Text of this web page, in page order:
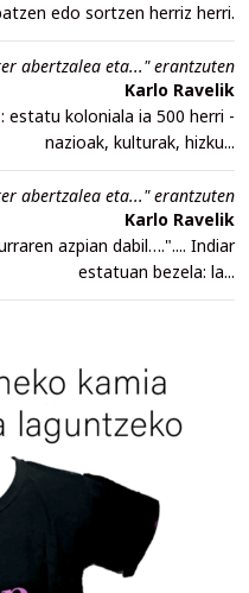
edo sortzen herriz herri.
abertzalea eta..." erantzuten
Karlo Ravelik
estatu koloniala ia 500 herri -
nazioak, kulturak, hizku...
abertzalea eta..." erantzuten
Karlo Ravelik
azpian dabil….".... Indiar
estatuan bezela: la...